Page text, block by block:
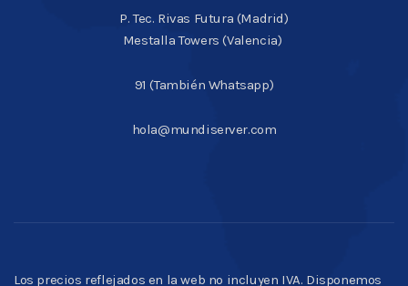
P. Tec. Rivas Futura (Madrid)
Mestalla Towers (Valencia)
91 (También Whatsapp)
hola@mundiserver.com
Los precios reflejados en la web no incluyen IVA. Disponemos